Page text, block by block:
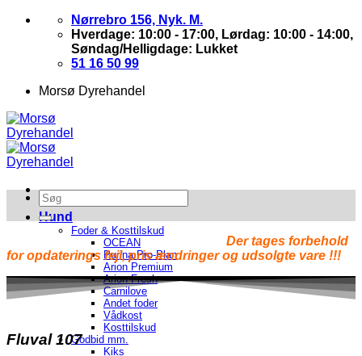
Skip
Nørrebro 156, Nyk. M.
Hverdage: 10:00 - 17:00, Lørdag: 10:00 - 14:00,
Søndag/Helligdage: Lukket
51 16 50 99
Morsø Dyrehandel
Hund
Foder & Kosttilskud
OCEAN
Purina Pro-Plan
Arion Premium
Arion Fresh
Carnilove
Andet foder
Vådkost
Kosttilskud
Godbid mm.
Kiks
Der tages forbehold
for opdaterings fejl, pris ændringer og udsolgte vare !!!
Fluval 107